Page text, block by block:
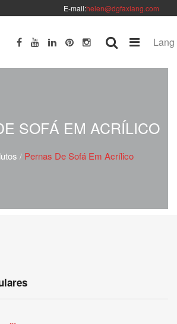
E-mail:helen@dgfaxiang.com
Lang
SOFÁ EM ACRÍLICO
/ Pernas De Sofá Em Acrílico